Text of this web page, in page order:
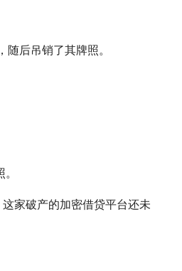
随后吊销了其牌照。
家破产的加密借贷平台还未